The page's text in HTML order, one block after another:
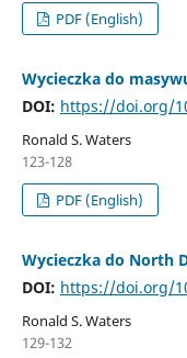
PDF (English)
Wycieczka do
DOI: https://doi.org/
Ronald S. Waters
123-128
PDF (English)
Wycieczka do North
DOI: https://doi.org/
Ronald S. Waters
129-132